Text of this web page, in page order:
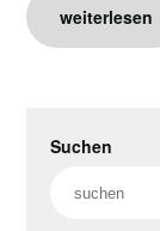
weiterlesen
Suchen